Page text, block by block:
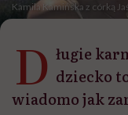
Kamila Kamińska z córką
D ługie
dziecko
wiadomo jak